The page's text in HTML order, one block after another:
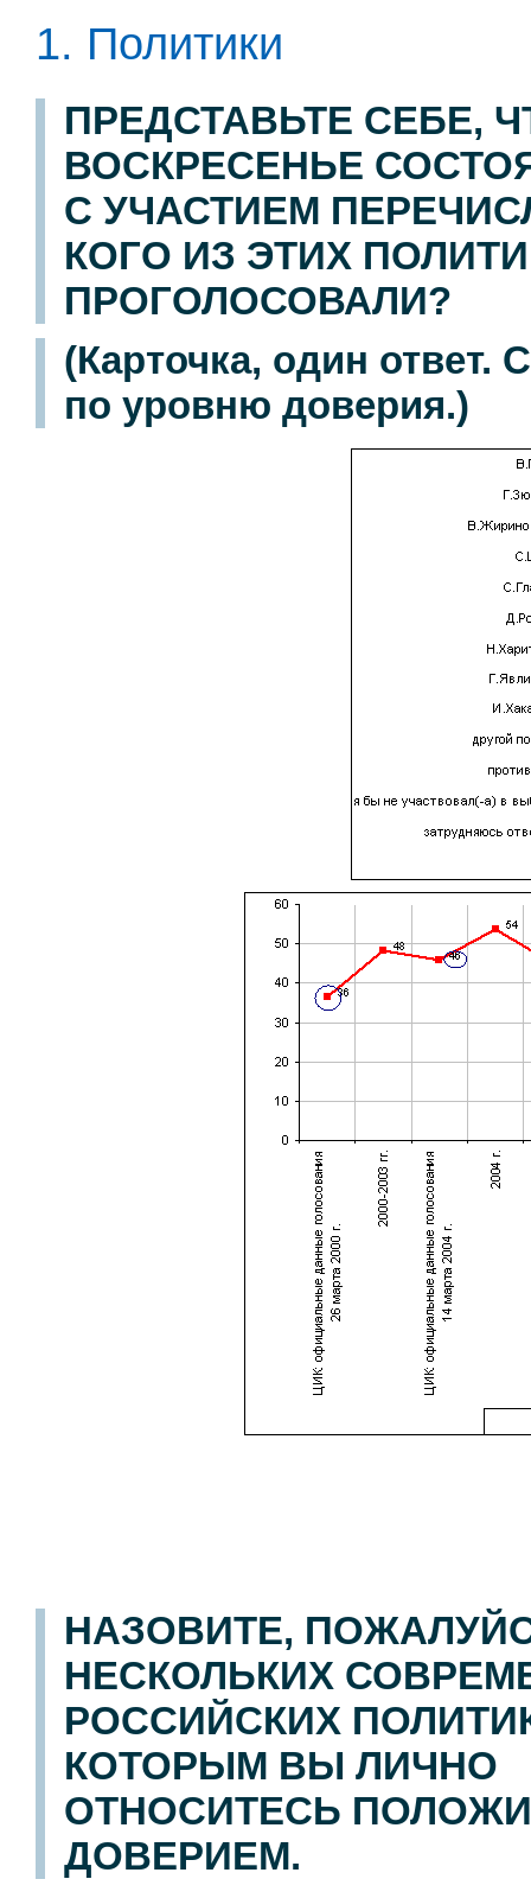
1. Политики
ПРЕДСТАВЬТЕ СЕБЕ,
ВОСКРЕСЕНЬЕ
С УЧАСТИЕМ
КОГО ИЗ ЭТИХ
ПРОГОЛОСОВАЛИ?
(Карточка, один ответ.
по уровню доверия.)
НАЗОВИТЕ,
НЕСКОЛЬКИХ
РОССИЙСКИХ
КОТОРЫМ ВЫ ЛИЧНО
ОТНОСИТЕСЬ
ДОВЕРИЕМ.